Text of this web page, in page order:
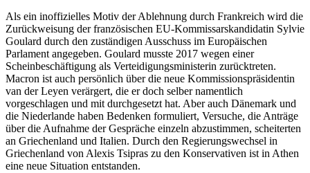
Als ein inoffizielles Motiv der Ablehnung durch Frankreich wird die
Zurückweisung der französischen EU-Kommissarskandidatin Sylvie
Goulard durch den zuständigen Ausschuss im Europäischen
Parlament angegeben. Goulard musste 2017 wegen einer
Scheinbeschäftigung als Verteidigungsministerin zurücktreten.
Macron ist auch persönlich über die neue Kommissionspräsidentin
van der Leyen verärgert, die er doch selber namentlich
vorgeschlagen und mit durchgesetzt hat. Aber auch Dänemark und
die Niederlande haben Bedenken formuliert, Versuche, die Anträge
über die Aufnahme der Gespräche einzeln abzustimmen, scheiterten
an Griechenland und Italien. Durch den Regierungswechsel in
Griechenland von Alexis Tsipras zu den Konservativen ist in Athen
eine neue Situation entstanden.